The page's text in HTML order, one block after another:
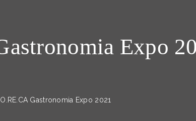
Expo
Gastronomia Expo 2021